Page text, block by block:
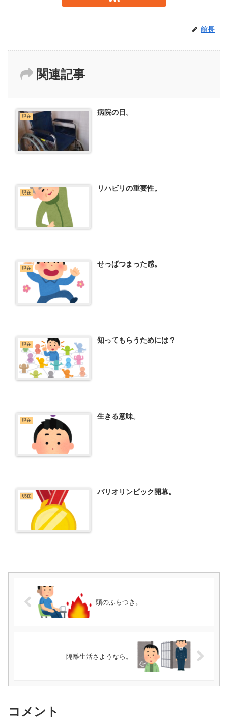
館長
関連記事
現在 病院の日。
現在 リハビリの重要性。
現在 せっぱつまった感。
現在 知ってもらうためには？
現在 生きる意味。
現在 パリオリンピック開幕。
頭のふらつき。
隔離生活さようなら。
コメント